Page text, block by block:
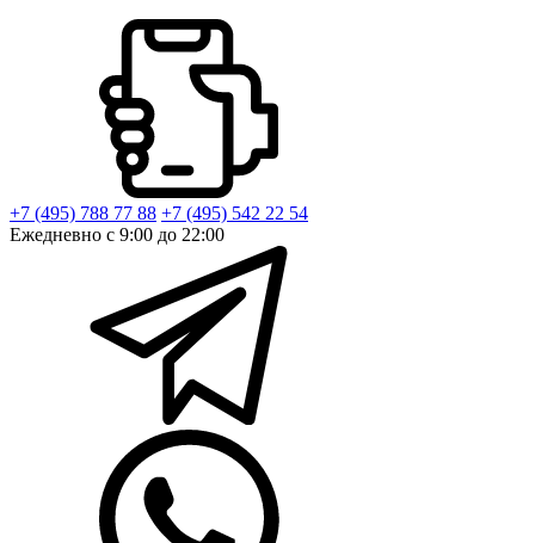
+7 (495) 788 77 88 +7 (495) 542 22 54
Ежедневно с 9:00 до 22:00